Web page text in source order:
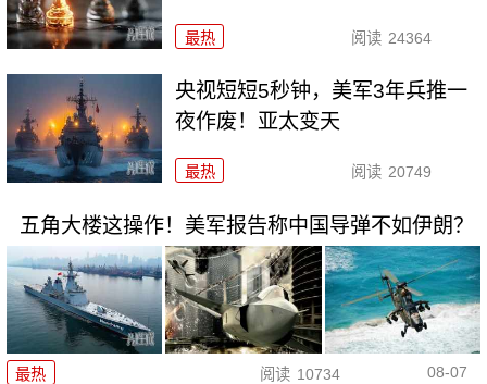
最热 阅读 24364
央视短短5秒钟，美军3年兵推一
夜作废！亚太变天
最热 阅读 20749
五角大楼这操作！美军报告称中国导弹不如伊朗？
最热 阅读 10734 08-07